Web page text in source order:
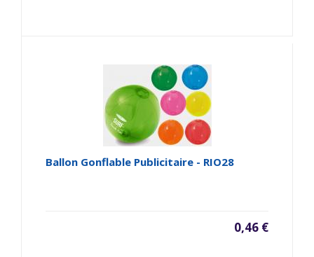
Ballon Gonflable Publicitaire - RIO28
0,46 €